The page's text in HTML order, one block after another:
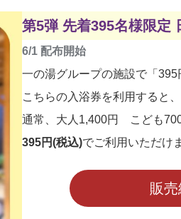
第5弾 先着395名様限定
6/1 配布開始
一の湯グループの施設で「
こちらの入浴券を利用すると
通常、大人1,400円 こども
395円(税込)でご利用いただけ
販